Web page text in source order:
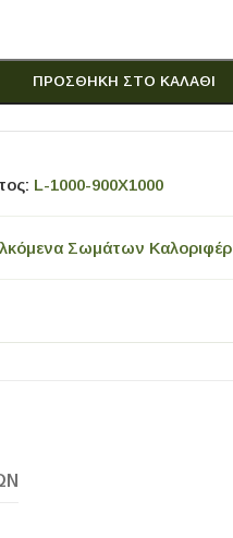
ΠΡΟΣΘΉΚΗ ΣΤΟ ΚΑΛΆΘΙ
L-1000-900X1000
Σωμάτων Καλοριφέρ